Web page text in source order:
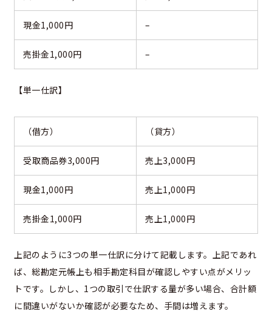
現金1,000円 –
売掛金1,000円 –
【単一仕訳】
（借方） （貸方）
受取商品券3,000円 売上3,000円
現金1,000円 売上1,000円
売掛金1,000円 売上1,000円
上記のように3つの単一仕訳に分けて記載します。上記であれ
ば、総勘定元帳上も相手勘定科目が確認しやすい点がメリッ
トです。しかし、1つの取引で仕訳する量が多い場合、合計額
に間違いがないか確認が必要なため、手間は増えます。